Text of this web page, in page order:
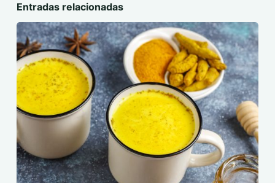
Entradas relacionadas